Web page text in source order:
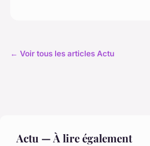
← Voir tous les articles Actu
Actu — À lire également